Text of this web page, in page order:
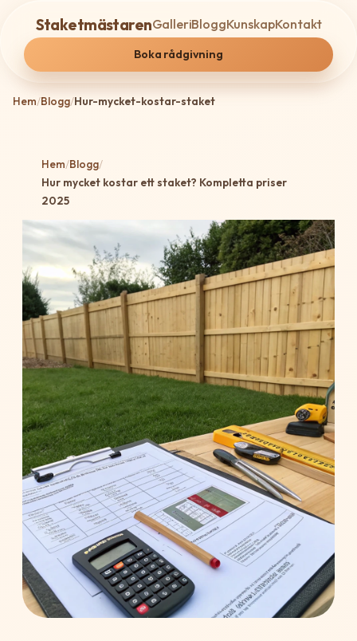
StaketmästarenGalleriBloggKunskapKontakt
Boka rådgivning
Hem/Blogg/Hur-mycket-kostar-staket
Hem/Blogg/
Hur mycket kostar ett staket? Kompletta priser
2025